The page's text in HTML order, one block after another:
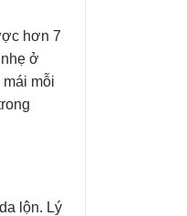
hơn 7
ở
mỗi
lộn. Lý